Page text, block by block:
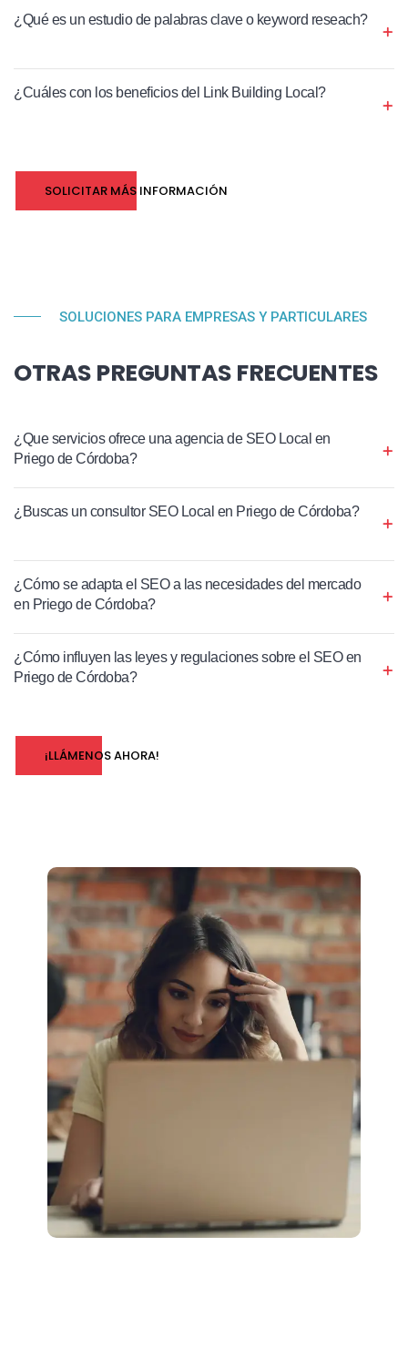
¿Qué es un estudio de palabras clave o keyword reseach?
¿Cuáles con los beneficios del Link Building Local?
SOLICITAR MÁS INFORMACIÓN
SOLUCIONES PARA EMPRESAS Y PARTICULARES
OTRAS PREGUNTAS FRECUENTES
¿Que servicios ofrece una agencia de SEO Local en
Priego de Córdoba?
¿Buscas un consultor SEO Local en Priego de Córdoba?
¿Cómo se adapta el SEO a las necesidades del mercado
en Priego de Córdoba?
¿Cómo influyen las leyes y regulaciones sobre el SEO en
Priego de Córdoba?
¡LLÁMENOS AHORA!